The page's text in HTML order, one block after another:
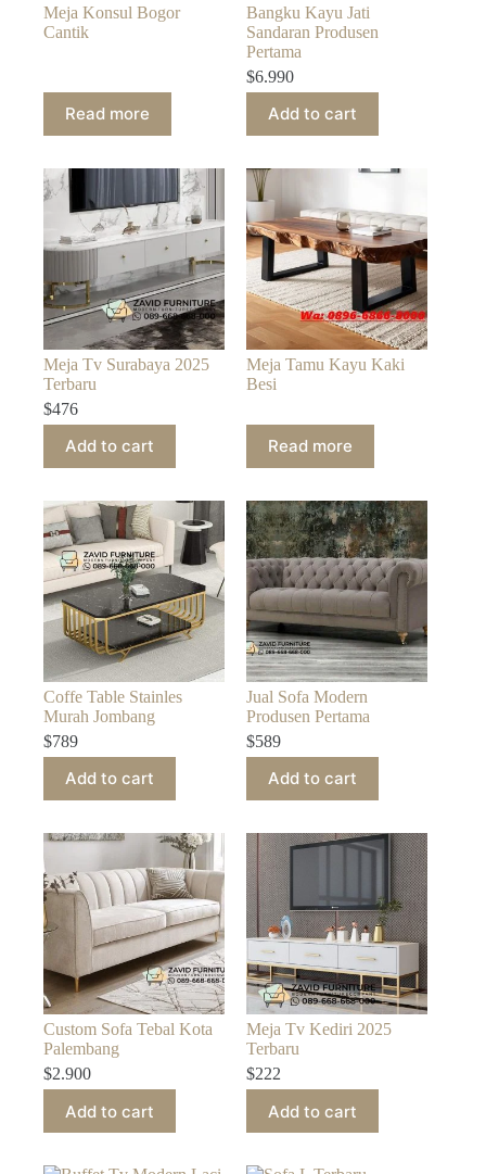
Meja Konsul Bogor
Cantik
Read more
Bangku Kayu Jati
Sandaran Produsen
Pertama
$6.990
Add to cart
Meja Tv Surabaya 2025
Terbaru
$476
Add to cart
Meja Tamu Kayu Kaki
Besi
Read more
Coffe Table Stainles
Murah Jombang
$789
Add to cart
Jual Sofa Modern
Produsen Pertama
$589
Add to cart
Custom Sofa Tebal Kota
Palembang
$2.900
Add to cart
Meja Tv Kediri 2025
Terbaru
$222
Add to cart